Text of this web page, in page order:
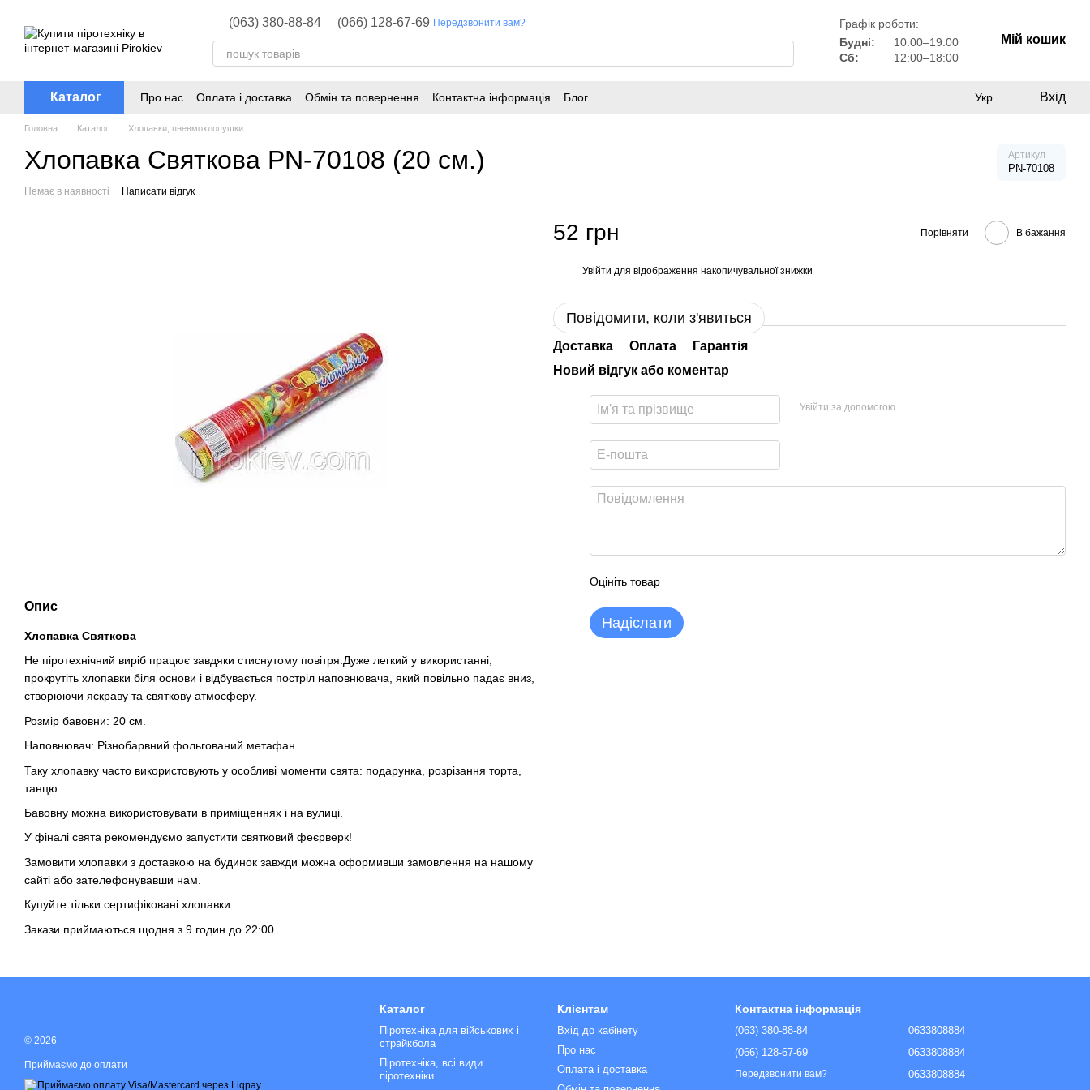
(063) 380-88-84 (066) 128-67-69 Передзвонити вам?
Графік роботи:
Будні:
10:00–19:00
Сб:
12:00–18:00
Мій кошик
Каталог Про нас Оплата і доставка Обмін та повернення Контактна інформація Блог Укр Вхід
Головна Каталог Хлопавки, пневмохлопушки
Хлопавка Святкова PN-70108 (20 см.) Артикул
PN-70108
Немає в наявності Написати відгук
Опис
Хлопавка Святкова
Не піротехнічний виріб працює завдяки стиснутому повітря.Дуже легкий у використанні,
прокрутіть хлопавки біля основи і відбувається постріл наповнювача, який повільно падає вниз,
створюючи яскраву та святкову атмосферу.
Розмір бавовни: 20 см.
Наповнювач: Різнобарвний фольгований метафан.
Таку хлопавку часто використовують у особливі моменти свята: подарунка, розрізання торта,
танцю.
Бавовну можна використовувати в приміщеннях і на вулиці.
У фіналі свята рекомендуємо запустити святковий феєрверк!
Замовити хлопавки з доставкою на будинок завжди можна оформивши замовлення на нашому
сайті або зателефонувавши нам.
Купуйте тільки сертифіковані хлопавки.
Закази приймаються щодня з 9 годин до 22:00.
52 грн Порівняти В бажання
Увійти для відображення накопичувальної знижки
Повідомити, коли з'явиться
Доставка Оплата
Гарантія
Новий відгук або коментар
Увійти за допомогою
Оцініть товар
Надіслати
© 2026
Приймаємо до оплати
Каталог
Піротехніка для військових і
страйкбола
Піротехніка, всі види
піротехніки
Клієнтам
Вхід до кабінету
Про нас
Оплата і доставка
Контактна інформація
(063) 380-88-84
(066) 128-67-69
Передзвонити вам?
0633808884
0633808884
0633808884